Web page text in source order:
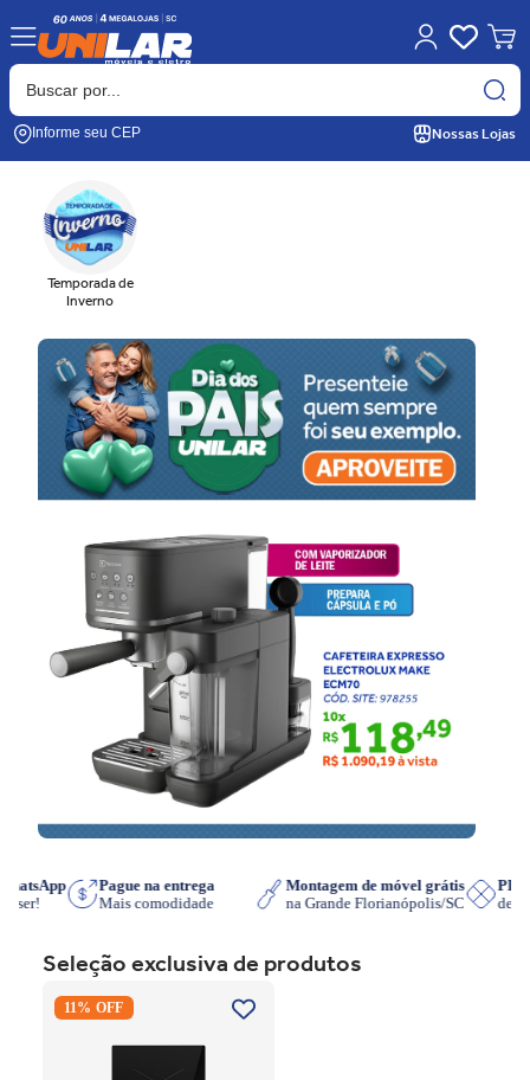
Informe seu CEP Nossas Lojas
Temporada de
Inverno
WhatsApp
quiser!
Pague na entrega
Mais comodidade
Montagem de móvel grátis
na Grande Florianópolis/SC
Seleção exclusiva de produtos
Cooktop de Indução
Electrolux IE3LP Powerboost
11% OFF